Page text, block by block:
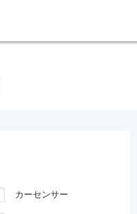
カーセンサー